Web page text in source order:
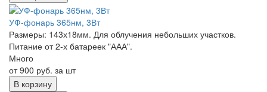
УФ-фонарь 365нм, 3Вт
Размеры: 143х18мм. Для облучения небольших участков.
Питание от 2-х батареек "ААА".
Много
от 900 руб. за шт
В корзину